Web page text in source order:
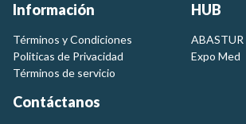
Información
Términos y Condiciones
Politicas de Privacidad
Términos de servicio
HUB
ABASTUR
Expo Med
Contáctanos